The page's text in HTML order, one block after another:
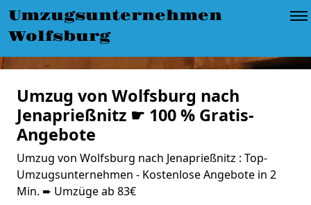
Umzugsunternehmen
Wolfsburg
Umzug von Wolfsburg nach
Jenaprießnitz ☛ 100 % Gratis-
Angebote
Umzug von Wolfsburg nach Jenaprießnitz : Top-
Umzugsunternehmen - Kostenlose Angebote in 2
Min. ➨ Umzüge ab 83€